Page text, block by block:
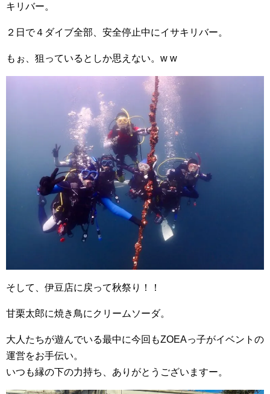
キリバー。
２日で４ダイブ全部、安全停止中にイサキリバー。
もぉ、狙っているとしか思えない。w w
そして、伊豆店に戻って秋祭り！！
甘栗太郎に焼き鳥にクリームソーダ。
大人たちが遊んでいる最中に今回もZOEAっ子がイベントの
運営をお手伝い。
いつも縁の下の力持ち、ありがとうございますー。